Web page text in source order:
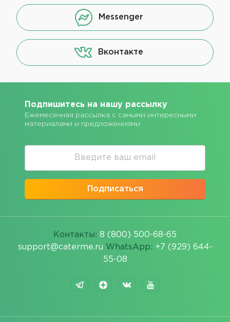
Messenger
Вконтакте
Подпишитесь на нашу рассылку
Ежемесячная рассылка с самыми интересными
материалами и предложениями
Подписаться
Контакты: 8 (800) 500-68-65
support@caterme.ru WhatsApp: +7 (929) 644-
55-08